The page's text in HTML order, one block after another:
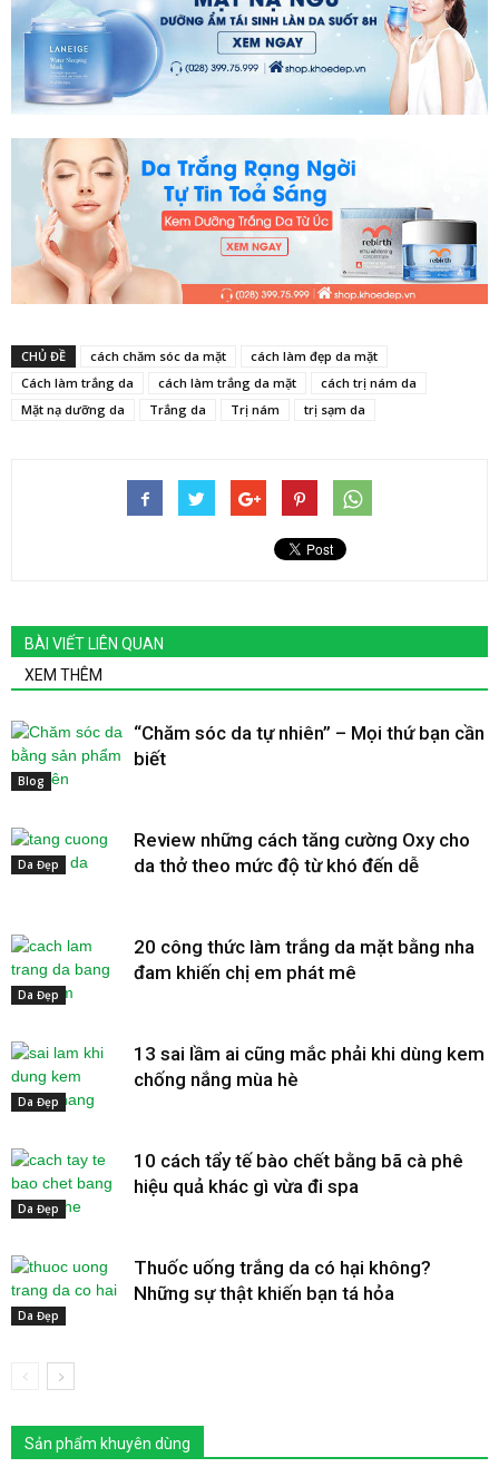
CHỦ ĐỀ cách chăm sóc da mặt
cách làm đẹp da mặt
Cách làm trắng da
cách làm trắng da mặt
cách trị nám da
Mặt nạ dưỡng da
Trắng da Trị nám trị sạm da
BÀI VIẾT LIÊN QUAN
XEM THÊM
Blog
“Chăm sóc da tự nhiên” – Mọi thứ bạn cần
biết
Da Đẹp
Review những cách tăng cường Oxy cho
da thở theo mức độ từ khó đến dễ
Da Đẹp
20 công thức làm trắng da mặt bằng nha
đam khiến chị em phát mê
Da Đẹp
13 sai lầm ai cũng mắc phải khi dùng kem
chống nắng mùa hè
Da Đẹp
10 cách tẩy tế bào chết bằng bã cà phê
hiệu quả khác gì vừa đi spa
Da Đẹp
Thuốc uống trắng da có hại không?
Những sự thật khiến bạn tá hỏa
Sản phẩm khuyên dùng